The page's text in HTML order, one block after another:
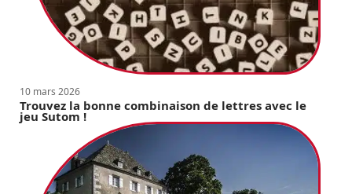
10 mars 2026
Trouvez la bonne combinaison de lettres avec le
jeu Sutom !